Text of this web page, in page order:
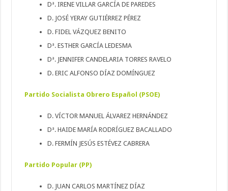
Dª. IRENE VILLAR GARCÍA DE PAREDES
D. JOSÉ YERAY GUTIÉRREZ PÉREZ
D. FIDEL VÁZQUEZ BENITO
Dª. ESTHER GARCÍA LEDESMA
Dª. JENNIFER CANDELARIA TORRES RAVELO
D. ERIC ALFONSO DÍAZ DOMÍNGUEZ
Partido Socialista Obrero Español (PSOE)
D. VÍCTOR MANUEL ÁLVAREZ HERNÁNDEZ
Dª. HAIDE MARÍA RODRÍGUEZ BACALLADO
D. FERMÍN JESÚS ESTÉVEZ CABRERA
Partido Popular (PP)
D. JUAN CARLOS MARTÍNEZ DÍAZ